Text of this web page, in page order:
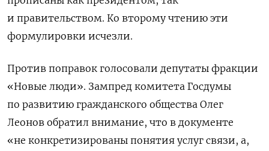
и правительством. Ко второму чтению эти
формулировки исчезли.
Против поправок голосовали депутаты фракции
«Новые люди». Зампред комитета Госдумы
по развитию гражданского общества Олег
Леонов обратил внимание, что в документе
«не конкретизированы понятия услуг связи, а,